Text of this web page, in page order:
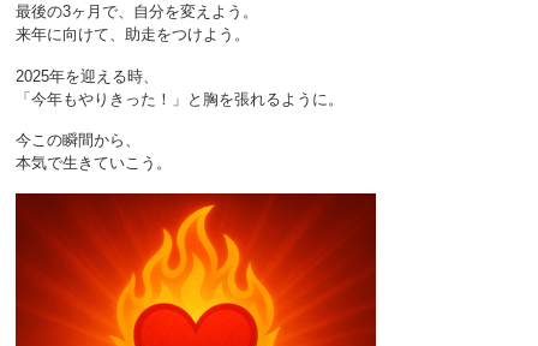
最後の3ヶ月で、自分を変えよう。
来年に向けて、助走をつけよう。
2025年を迎える時、
「今年もやりきった！」と胸を張れるように。
今この瞬間から、
本気で生きていこう。